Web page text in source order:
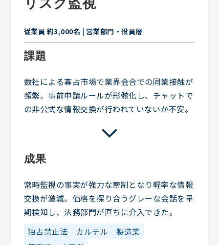
従業員 約3,000名 | 営業部門・役員層
課題
数社による寡占市場で業界会合での同業接触が
頻繁。事前申請ルールが形骸化し、チャットで
の非公式な情報交換が行われていないか不安。
成果
常時監視の事実が強力な牽制となり軽率な情報
交換が激減。価格を探り合うグレーな会話を早
期検知し、法務部門が直ちに介入できた。
独占禁止法
カルテル
製造業